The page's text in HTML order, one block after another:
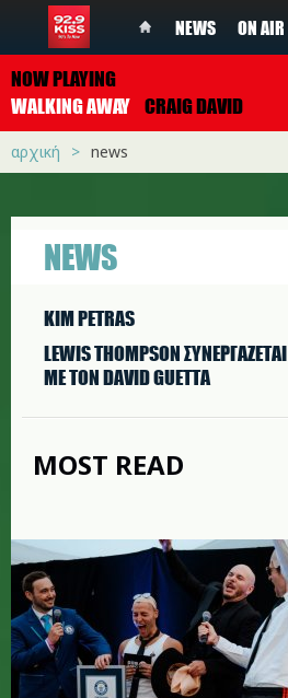
NEWS ON AIR
NOW PLAYING
WALKING AWAY CRAIG DAVID
αρχική news
NEWS
KIM PETRAS
LEWIS THOMPSON ΣΥΝΕΡΓAΖΕΤΑΙ
ΜΕ ΤΟΝ DAVID GUETTA
MOST READ